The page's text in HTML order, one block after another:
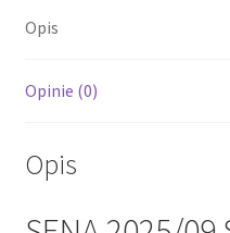
10R,
ACS10,
Opis
Opinie (0)
Opis